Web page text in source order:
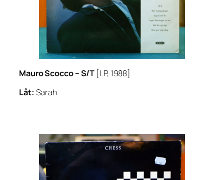
Mauro Scocco – S/T [LP, 1988]
Låt: Sarah